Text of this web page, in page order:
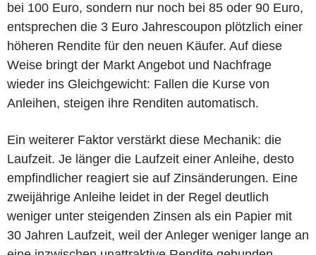
bei 100 Euro, sondern nur noch bei 85 oder 90 Euro,
entsprechen die 3 Euro Jahrescoupon plötzlich einer
höheren Rendite für den neuen Käufer. Auf diese
Weise bringt der Markt Angebot und Nachfrage
wieder ins Gleichgewicht: Fallen die Kurse von
Anleihen, steigen ihre Renditen automatisch.
Ein weiterer Faktor verstärkt diese Mechanik: die
Laufzeit. Je länger die Laufzeit einer Anleihe, desto
empfindlicher reagiert sie auf Zinsänderungen. Eine
zweijährige Anleihe leidet in der Regel deutlich
weniger unter steigenden Zinsen als ein Papier mit
30 Jahren Laufzeit, weil der Anleger weniger lange an